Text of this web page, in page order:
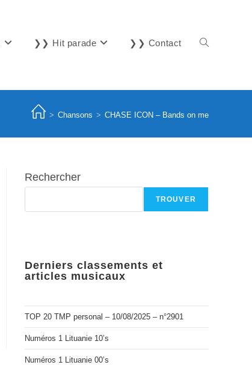
❯❯ Hit parade ❯❯ Contact Toggle
> Chansons > CHASE ICON – Bands on me
Rechercher
TROUVER
Derniers classements et
articles musicaux
TOP 20 TMP personal – 10/08/2025 – n°2901
Numéros 1 Lituanie 10’s
Numéros 1 Lituanie 00’s